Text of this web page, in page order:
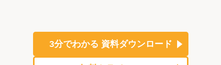
3分でわかる 資料ダウンロード